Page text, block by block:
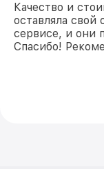
Качество и
оставляла свой
сервисе, и они
Спасибо!